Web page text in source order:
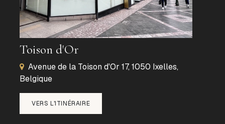
Toison d'Or
Avenue de la Toison d'Or 17, 1050 Ixelles,
Belgique
VERS L'ITINÉRAIRE